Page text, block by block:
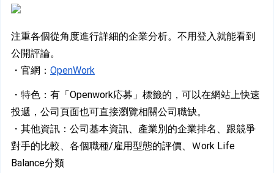
注重各個從角度進行詳細的企業分析。不用登入就能看到
公開評論。
・官網： OpenWork
・ 特色： 有「Openwork応募」標籤的，可以在網站上快速
投遞，公司頁面也可直接瀏覽相關公司職缺。
・其他資訊：公司基本資訊、產業別的企業排名、跟競爭
對手的比較、各個職種/雇用型態的評價、Ｗork Life
Balance分類